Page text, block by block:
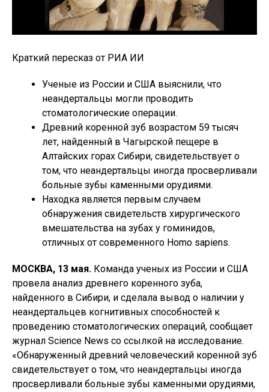
Краткий пересказ от РИА ИИ
Ученые из России и США выяснили, что
неандертальцы могли проводить
стоматологические операции.
Древний коренной зуб возрастом 59 тысяч
лет, найденный в Чагырской пещере в
Алтайских горах Сибири, свидетельствует о
том, что неандертальцы иногда просверливали
больные зубы каменными орудиями.
Находка является первым случаем
обнаружения свидетельств хирургического
вмешательства на зубах у гоминидов,
отличных от современного Homo sapiens.
МОСКВА, 13 мая. Команда ученых из России и США
провела анализ древнего коренного зуба,
найденного в Сибири, и сделала вывод о наличии у
неандертальцев когнитивных способностей к
проведению стоматологических операций, сообщает
журнал Science News со ссылкой на исследование.
«Обнаруженный древний человеческий коренной зуб
свидетельствует о том, что неандертальцы иногда
просверливали больные зубы каменными орудиями,